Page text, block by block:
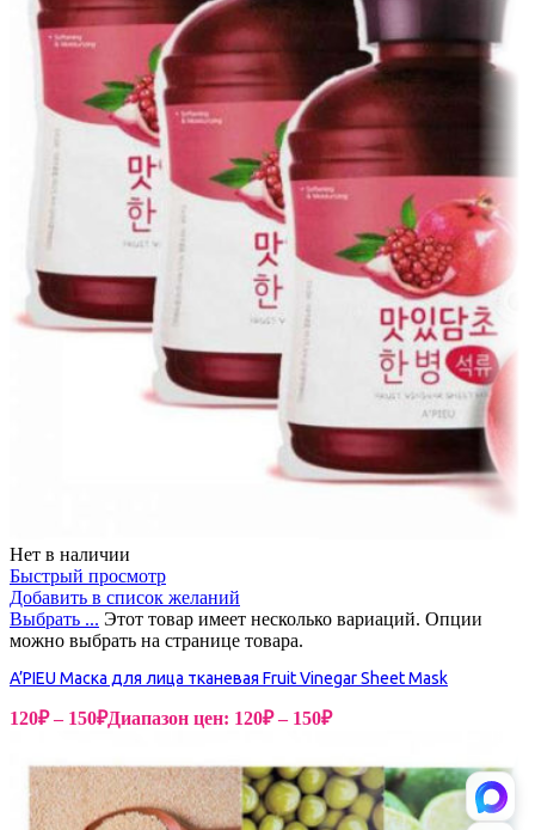
Нет в наличии
Быстрый просмотр
Добавить в список желаний
Выбрать ... Этот товар имеет несколько вариаций. Опции
можно выбрать на странице товара.
A’PIEU Маска для лица тканевая Fruit Vinegar Sheet Mask
120₽ – 150₽Диапазон цен: 120₽ – 150₽